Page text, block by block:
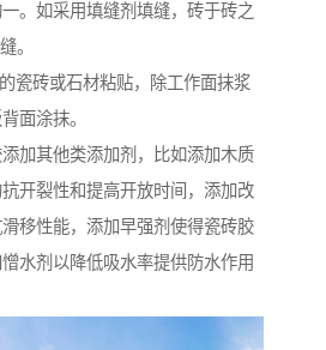
。如采用填缝剂填缝，砖于砖之
。
瓷砖或石材粘贴，除工作面抹浆
面涂抹。
加其他类添加剂，比如添加木质
开裂性和提高开放时间，添加改
移性能，添加早强剂使得瓷砖胶
水剂以降低吸水率提供防水作用